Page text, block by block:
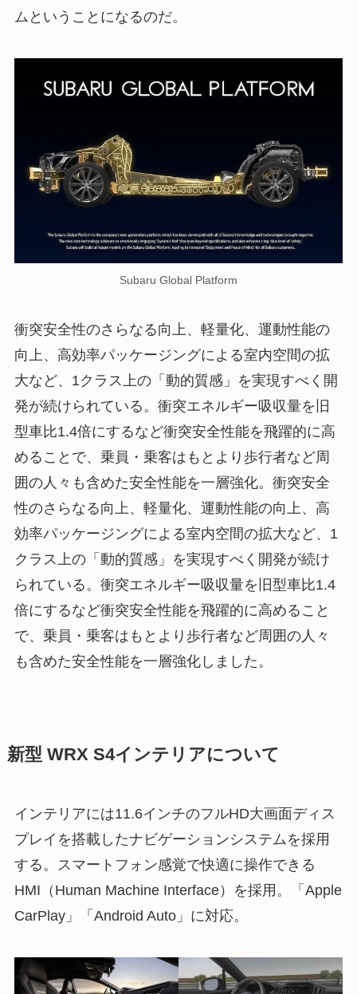
ムということになるのだ。
Subaru Global Platform
衝突安全性のさらなる向上、軽量化、運動性能の
向上、高効率パッケージングによる室内空間の拡
大など、1クラス上の「動的質感」を実現すべく開
発が続けられている。衝突エネルギー吸収量を旧
型車比1.4倍にするなど衝突安全性能を飛躍的に高
めることで、乗員・乗客はもとより歩行者など周
囲の人々も含めた安全性能を一層強化。衝突安全
性のさらなる向上、軽量化、運動性能の向上、高
効率パッケージングによる室内空間の拡大など、1
クラス上の「動的質感」を実現すべく開発が続け
られている。衝突エネルギー吸収量を旧型車比1.4
倍にするなど衝突安全性能を飛躍的に高めること
で、乗員・乗客はもとより歩行者など周囲の人々
も含めた安全性能を一層強化しました。
新型 WRX S4インテリアについて
インテリアには11.6インチのフルHD大画面ディス
プレイを搭載したナビゲーションシステムを採用
する。スマートフォン感覚で快適に操作できる
HMI（Human Machine Interface）を採用。「Apple
CarPlay」「Android Auto」に対応。